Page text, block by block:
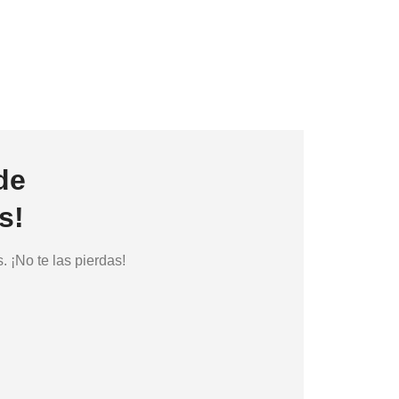
¡No te las pierdas!